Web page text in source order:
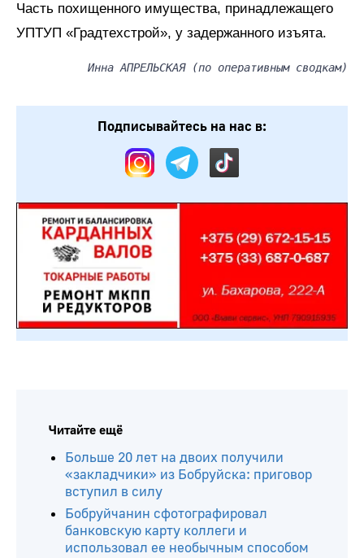
Часть похищенного имущества, принадлежащего
УПТУП «Градтехстрой», у задержанного изъята.
Инна АПРЕЛЬСКАЯ (по оперативным сводкам)
Подписывайтесь на нас в:
Читайте ещё
Больше 20 лет на двоих получили
«закладчики» из Бобруйска: приговор
вступил в силу
Бобруйчанин сфотографировал
банковскую карту коллеги и
использовал ее необычным способом